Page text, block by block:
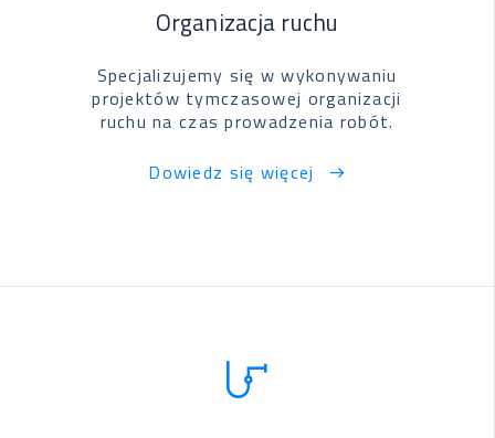
Organizacja ruchu
Specjalizujemy się w wykonywaniu
projektów tymczasowej organizacji
ruchu na czas prowadzenia robót.
Dowiedz się więcej